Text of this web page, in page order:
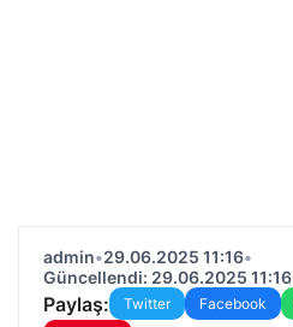
admin•29.06.2025 11:16•
Güncellendi: 29.06.2025 11:16
Paylaş: Twitter Facebook